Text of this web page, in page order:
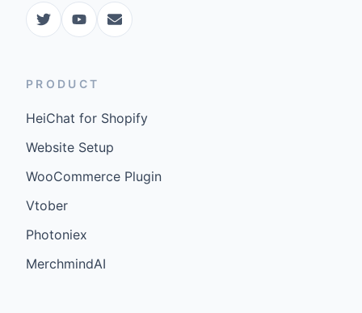
PRODUCT
HeiChat for Shopify
Website Setup
WooCommerce Plugin
Vtober
Photoniex
MerchmindAI